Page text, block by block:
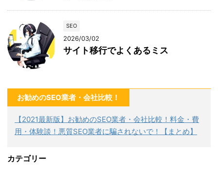
SEO
2026/03/02
サイト移行でよくあるミス
お勧めのSEO業者・会社比較！
【2021最新版】お勧めのSEO業者・会社比較！料金・費
用・体験談！悪質SEO業者に騙されないで！【まとめ】
カテゴリー